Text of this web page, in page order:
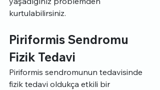
kurtulabilirsiniz.
Piriformis Sendromu
Fizik Tedavi
Piriformis sendromunun tedavisinde
fizik tedavi oldukça etkili bir